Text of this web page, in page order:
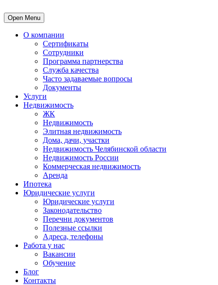
Open Menu
О компании
Сертификаты
Сотрудники
Программа партнерства
Служба качества
Часто задаваемые вопросы
Документы
Услуги
Недвижимость
ЖК
Недвижимость
Элитная недвижимость
Дома, дачи, участки
Недвижимость Челябинской области
Недвижимость России
Коммерческая недвижимость
Аренда
Ипотека
Юридические услуги
Юридические услуги
Законодательство
Перечни документов
Полезные ссылки
Адреса, телефоны
Работа у нас
Вакансии
Обучение
Блог
Контакты